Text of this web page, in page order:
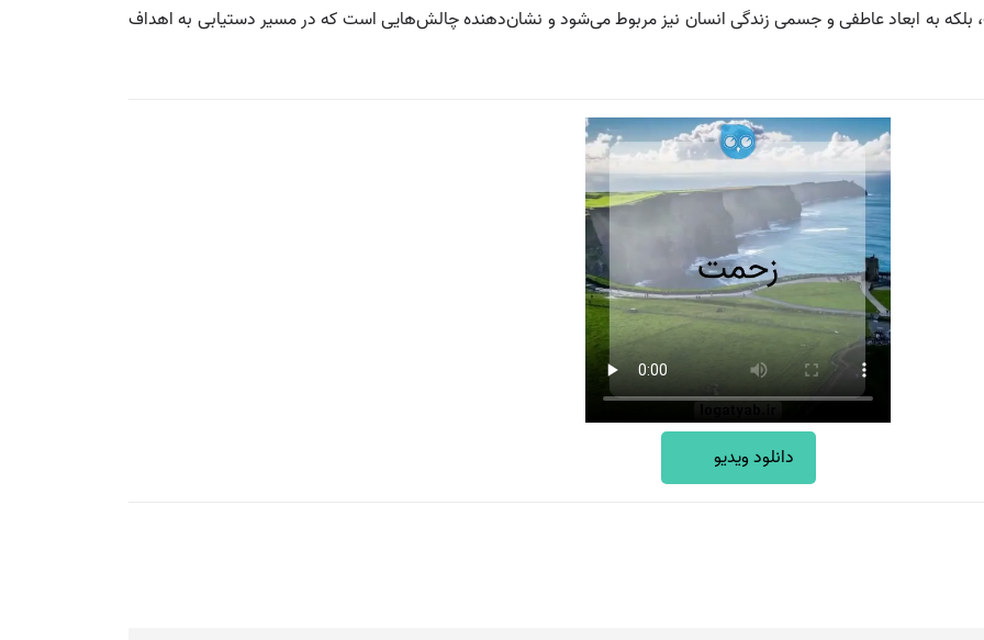
است، بلکه به ابعاد عاطفی و جسمی زندگی انسان نیز مربوط می‌شود و نشان‌دهنده چالش‌هایی است که در مسیر دستیابی به اهداف
دانلود ویدیو